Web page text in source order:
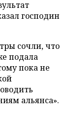
господин
сочли, что
подала
пока не
альянса».